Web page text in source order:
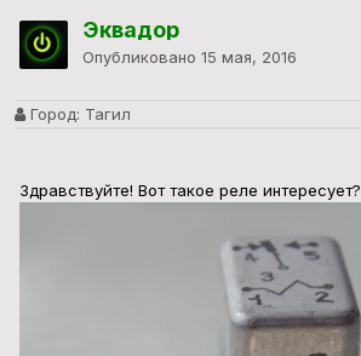
Эквадор
Опубликовано 15 мая, 2016
Город: Тагил
Здравствуйте! Вот такое реле интересует?